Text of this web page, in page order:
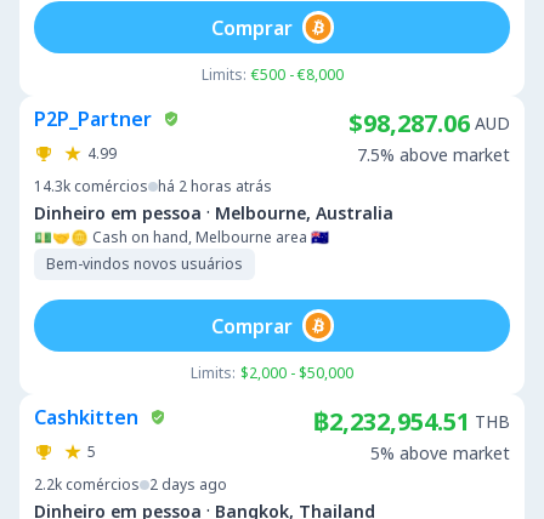
Limits: €500 - €8,000
Comprar
P2P_Partner
4.99
14.3k comércios há 2 horas atrás
Dinheiro em pessoa · Melbourne, Australia
💵🤝🪙 Cash on hand, Melbourne area 🇦🇺
Bem-vindos novos usuários
$98,287.06 AUD
7.5% above market
Limits: $2,000 - $50,000
Comprar
Cashkitten
5
2.2k comércios 2 days ago
Dinheiro em pessoa · Bangkok, Thailand
฿2,232,954.51 THB
5% above market